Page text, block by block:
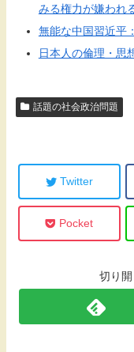
みる権力が嫌われ
無能な中国習近平
日本人の倫理・思
話題の社会政治問題
Twitter
Pocket
切り